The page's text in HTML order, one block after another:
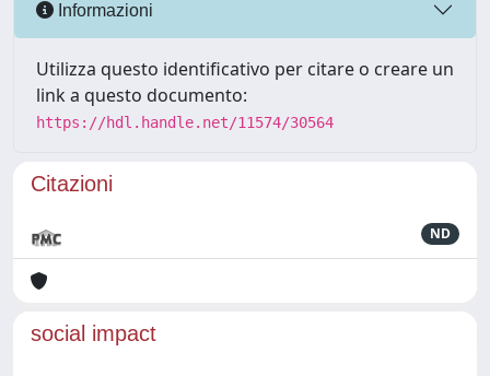
Informazioni
Utilizza questo identificativo per citare o creare un
link a questo documento:
https://hdl.handle.net/11574/30564
Citazioni
ND
social impact